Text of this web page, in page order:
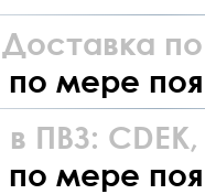
Доставка
по мере
ПВЗ: CDEK,
по мере